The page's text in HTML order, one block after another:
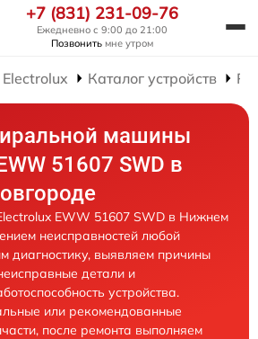
+7 (831) 231-09-76
Ежедневно с 9:00 до 21:00
Позвонить мне утром
Каталог устройств
машины
51607 SWD в
EWW 51607 SWD в Нижнем
неисправностей любой
диагностику, выявляем причины
детали и
устройства.
или рекомендованные
после ремонта выполняем